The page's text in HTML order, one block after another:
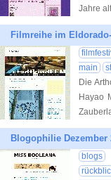
Jahre
Filmreihe im
main
Die
Hayao
Blogophilie Dezember
blogs